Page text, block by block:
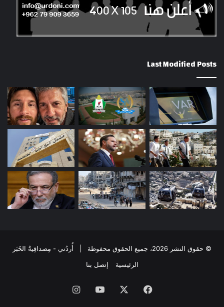
Last Modified Posts
© حقوق النشر 2026، جميع الحقوق محفوظة | أُردُني - مِصداقِيةُ الخَبَر
الرئيسية
إتصل بنا
فيسبوك ‫YouTube